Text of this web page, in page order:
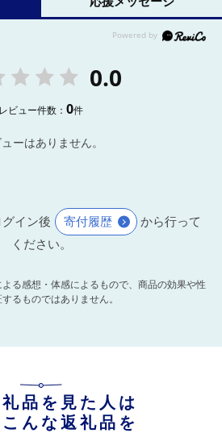
0.0
レビュー件数：0件
ーはありません。
イン後 寄付履歴
から行って
ください。
る感想・体感によるもので、商品の効果や性
るものではありません。
品を見た人は
んな返礼品を